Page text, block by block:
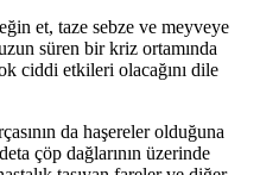
et, taze sebze ve meyveye
süren bir kriz ortamında
ciddi etkileri olacağını dile
da haşereler olduğuna
çöp dağlarının üzerinde